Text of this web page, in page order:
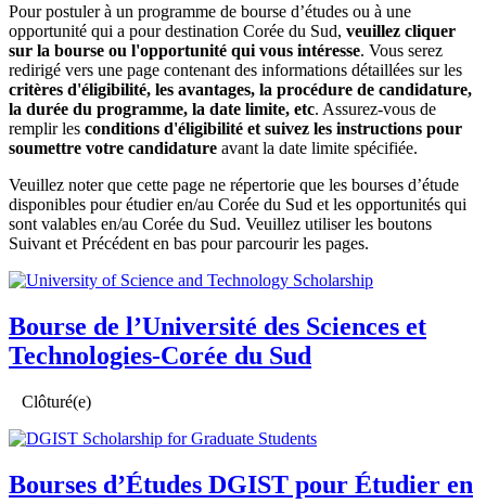
Pour postuler à un programme de bourse d’études ou à une
opportunité qui a pour destination Corée du Sud, veuillez cliquer
sur la bourse ou l'opportunité qui vous intéresse. Vous serez
redirigé vers une page contenant des informations détaillées sur les
critères d'éligibilité, les avantages, la procédure de candidature,
la durée du programme, la date limite, etc. Assurez-vous de
remplir les conditions d'éligibilité et suivez les instructions pour
soumettre votre candidature avant la date limite spécifiée.
Veuillez noter que cette page ne répertorie que les bourses d’étude
disponibles pour étudier en/au Corée du Sud et les opportunités qui
sont valables en/au Corée du Sud. Veuillez utiliser les boutons
Suivant et Précédent en bas pour parcourir les pages.
Bourse de l’Université des Sciences et
Technologies-Corée du Sud
Clôturé(e)
Bourses d’Études DGIST pour Étudier en